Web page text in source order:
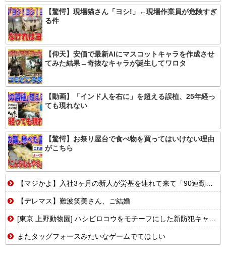
【驚愕】現場猫さん「ヨシ!」←現場作業員が危険すぎ
る件
【仰天】安価で最新AIにマスコットキャラを作成させ
てみた結果→奇抜なキャラが誕生してワロタ
【動画】「インド人を右に」を超える誤植、25年経っ
ても現れない
【驚愕】お祭り屋台で食べ物を買ってはいけない理由
がこちら
【マジかよ】入社3ヶ月の新人が労基を連れて来て「90連勤させられました」「労働基準法違反です」→俺「彼は30連休中ですが?」
【デレマス】難波笑美さん、ご結婚
[東京 上野動物園] ハシビロコウをモチーフにした新防犯キャラクターハシ防を公開！
またタッグフォースみたいなゲームでてほしい